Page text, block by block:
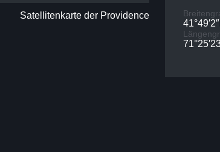
Satellitenkarte der Providence